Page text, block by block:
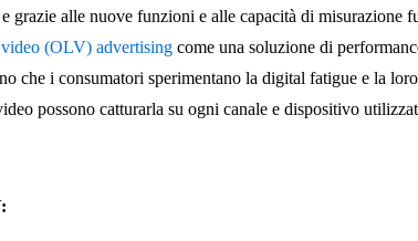
e grazie alle nuove funzioni e alle capacità di misurazione
(OLV) advertising come una soluzione di
che i consumatori sperimentano la digital fatigue e la
possono catturarla su ogni canale e dispositivo